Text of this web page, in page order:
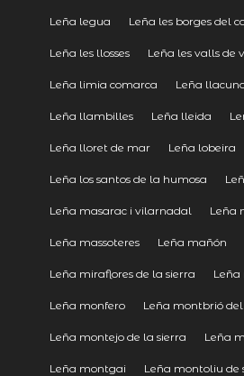
Leña legua Leña les borges del
Leña les llosses Leña les valls de
Leña limia comarca Leña
Leña llambilles Leña lleida
Leña lloret de mar Leña lobeira
Leña los santos de la humosa
Leña masarac i vilarnadal Leña
Leña massoteres Leña mañón
Leña miraflores de la sierra Leña
Leña monfero Leña montbrió
Leña montejo de la sierra Leña
Leña montgai Leña montoliu de